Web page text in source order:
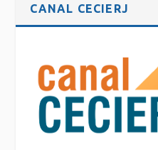
CANAL CECIERJ